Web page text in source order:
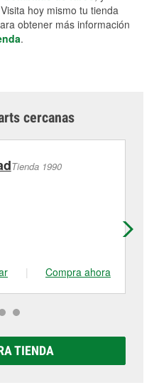
hoy mismo tu tienda
obtener más información
.
cercanas
Tienda 1990
| Compra ahora
TIENDA